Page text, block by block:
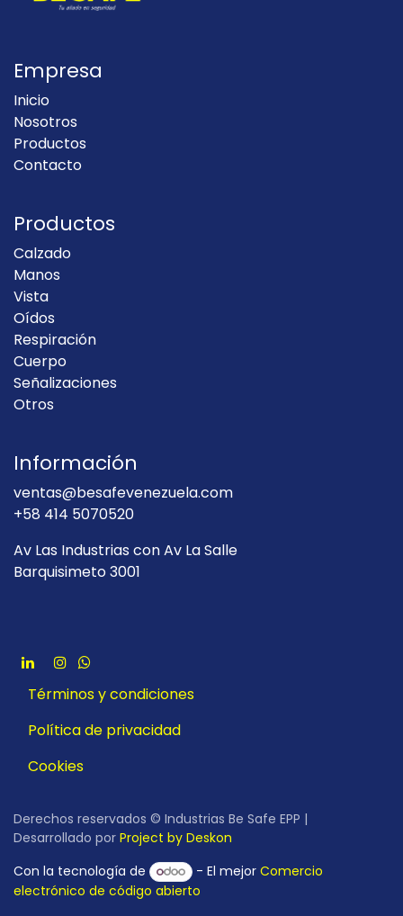
Empresa
Inicio
Nosotros
Productos
Contacto
Productos
Calzado
Manos
Vista
Oídos
Respiración
Cuerpo
Señalizaciones
Otros
Información
ventas@besafevenezuela.com
+58 414 5070520
Av Las Industrias con Av La Salle
Barquisimeto 3001
Términos y condiciones
Política de privacidad
Cookies
Derechos reservados © Industrias Be Safe EPP |
Desarrollado por Project by Deskon
Con la tecnología de
- El mejorComercio
electrónico de código abierto